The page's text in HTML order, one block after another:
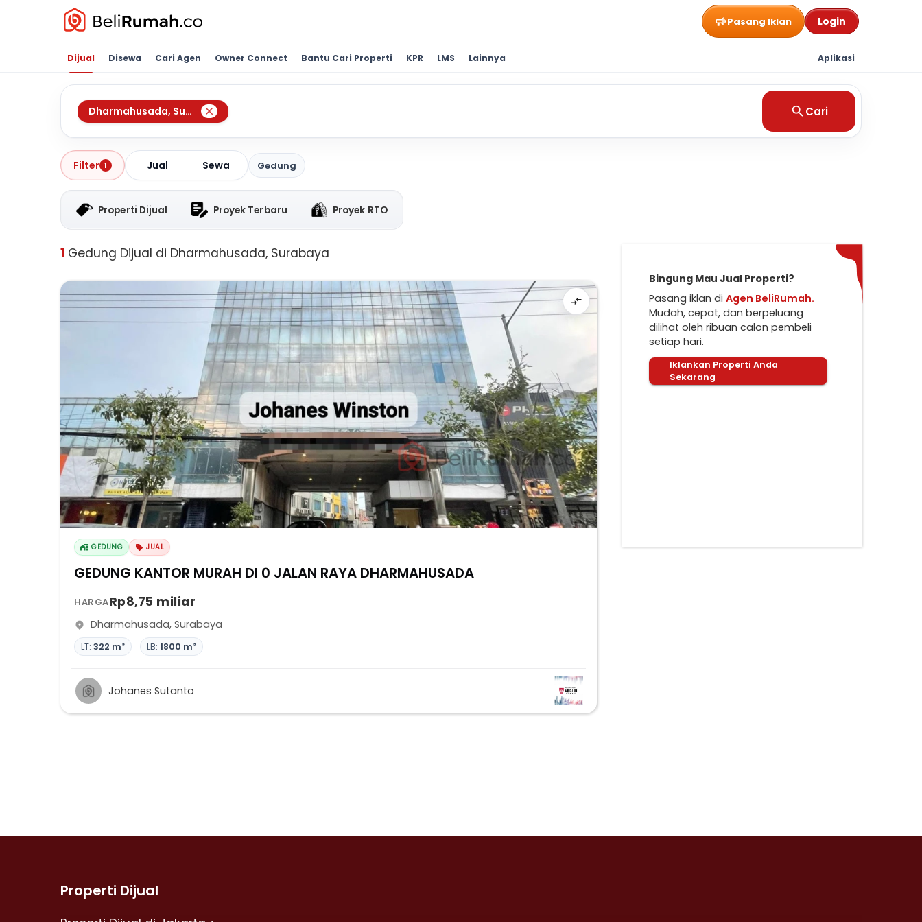
Pasang Iklan Login
Dijual Disewa Cari Agen Owner Connect Bantu Cari Properti KPR LMS Lainnya Aplikasi
Dharmahusada, Surabaya Cari
Filter 1 Jual Sewa Gedung
Properti Dijual Proyek Terbaru Proyek RTO
1 Gedung Dijual di Dharmahusada, Surabaya
GEDUNG JUAL
GEDUNG KANTOR MURAH DI 0 JALAN RAYA DHARMAHUSADA
HARGARp8,75 miliar
Dharmahusada, Surabaya
LT: 322 m² LB: 1800 m²
Johanes Sutanto
Bingung Mau Jual Properti?
Pasang iklan di Agen BeliRumah.
Mudah, cepat, dan berpeluang
dilihat oleh ribuan calon pembeli
setiap hari.
Iklankan Properti Anda
Sekarang
Properti Dijual